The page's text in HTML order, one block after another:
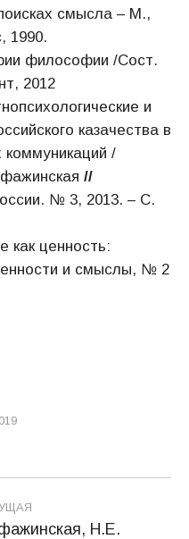
смысла – М.,
1990.
философии /Сост.
2012
и
казачества в
/
//
№ 3, 2013. – С.
ценность:
и смыслы, № 2
Н.Е.